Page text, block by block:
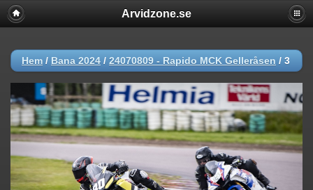
Arvidzone.se
Hem / Bana 2024 / 24070809 - Rapido MCK Gelleråsen / 3